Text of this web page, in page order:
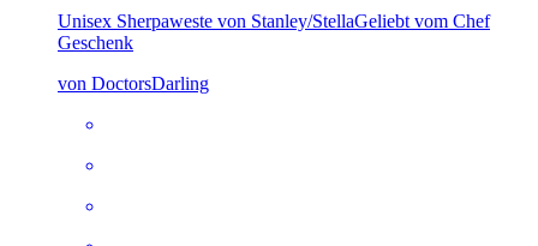
Unisex Sherpaweste von Stanley/StellaGeliebt vom Chef
Geschenk
von DoctorsDarling